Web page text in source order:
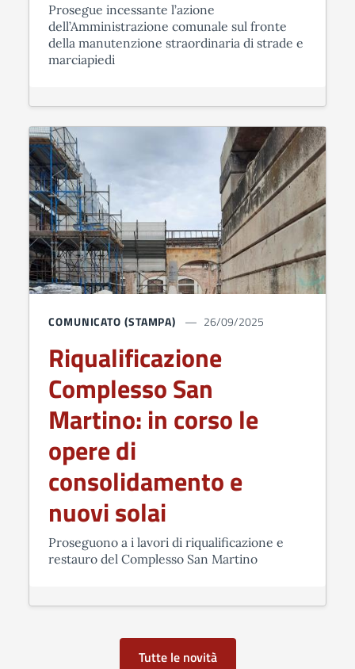
Prosegue incessante l’azione
dell’Amministrazione comunale sul fronte
della manutenzione straordinaria di strade e
marciapiedi
COMUNICATO (STAMPA) 26/09/2025
Riqualificazione
Complesso San
Martino: in corso le
opere di
consolidamento e
nuovi solai
Proseguono a i lavori di riqualificazione e
restauro del Complesso San Martino
Tutte le novità